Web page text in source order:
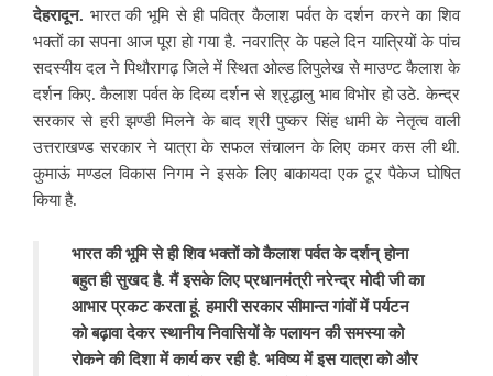
देहरादून. भारत की भूमि से ही पवित्र कैलाश पर्वत के दर्शन करने का शिव
भक्तों का सपना आज पूरा हो गया है. नवरात्रि के पहले दिन यात्रियों के पांच
सदस्यीय दल ने पिथौरागढ़ जिले में स्थित ओल्ड लिपुलेख से माउण्ट कैलाश के
दर्शन किए. कैलाश पर्वत के दिव्य दर्शन से श्रृद्धालु भाव विभोर हो उठे. केन्द्र
सरकार से हरी झण्डी मिलने के बाद श्री पुष्कर सिंह धामी के नेतृत्व वाली
उत्तराखण्ड सरकार ने यात्रा के सफल संचालन के लिए कमर कस ली थी.
कुमाऊं मण्डल विकास निगम ने इसके लिए बाकायदा एक टूर पैकेज घोषित
किया है.
भारत की भूमि से ही शिव भक्तों को कैलाश पर्वत के दर्शन् होना
बहुत ही सुखद है. मैं इसके लिए प्रधानमंत्री नरेन्द्र मोदी जी का
आभार प्रकट करता हूं. हमारी सरकार सीमान्त गांवों में पर्यटन
को बढ़ावा देकर स्थानीय निवासियों के पलायन की समस्या को
रोकने की दिशा में कार्य कर रही है. भविष्य में इस यात्रा को और